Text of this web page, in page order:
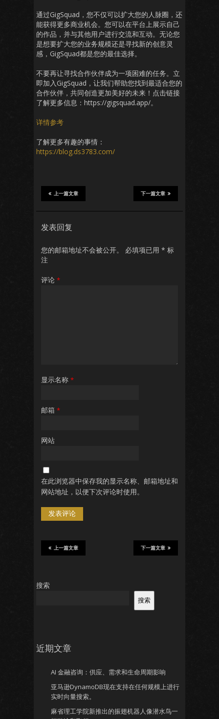
通过GigSquad，您不仅可以扩大您的人脉圈，还
能获得更多商业机会。您可以在平台上展示自己
的作品，并与其他用户进行交流和互动。无论您
是想要扩大您的业务规模还是寻找新的创意灵
感，GigSquad都是您的最佳选择。
不要再让寻找合作伙伴成为一项困难的任务。立
即加入GigSquad，让我们帮助您找到最适合您的
合作伙伴，共同创造更加美好的未来！点击链接
了解更多信息：https://gigsquad.app/。
详情参考
了解更多有趣的事情：
https://blog.ds3783.com/
下一篇文章
上一篇文章
发表回复
您的邮箱地址不会被公开。 必填项已用 * 标
注
评论 *
显示名称 *
邮箱 *
网站
在此浏览器中保存我的显示名称、邮箱地址和
网站地址，以便下次评论时使用。
下一篇文章
上一篇文章
搜索
搜索
近期文章
AI 金融咨询：供应、需求和生命周期影响
亚马逊DynamoDB现在支持在任何规模上进行
实时向量搜索。
麻省理工学院新推出的振翅机器人像潜水鸟一